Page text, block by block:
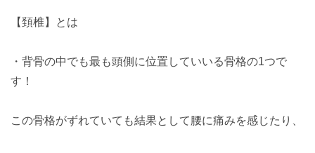
【頚椎】とは
・背骨の中でも最も頭側に位置していいる骨格の1つで
す！
この骨格がずれていても結果として腰に痛みを感じたり、